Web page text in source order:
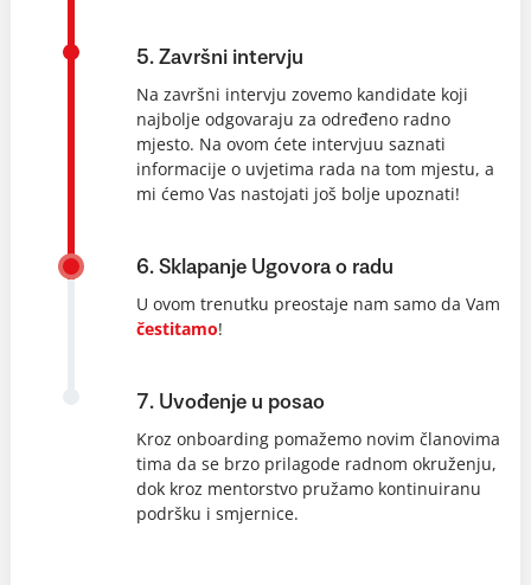
5. Završni intervju
Na završni intervju zovemo kandidate koji
najbolje odgovaraju za određeno radno
mjesto. Na ovom ćete intervjuu saznati
informacije o uvjetima rada na tom mjestu, a
mi ćemo Vas nastojati još bolje upoznati!
6. Sklapanje Ugovora o radu
U ovom trenutku preostaje nam samo da Vam
čestitamo!
7. Uvođenje u posao
Kroz onboarding pomažemo novim članovima
tima da se brzo prilagode radnom okruženju,
dok kroz mentorstvo pružamo kontinuiranu
podršku i smjernice.